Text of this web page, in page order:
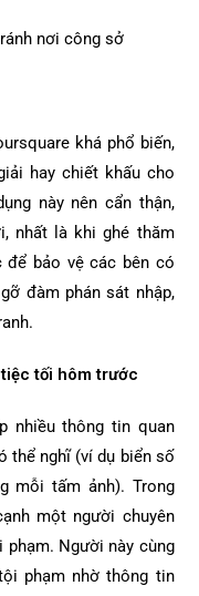
khá phổ biến,
hay chiết khấu cho
này nên cẩn thận,
nhất là khi ghé thăm
bảo vệ các bên có
đàm phán sát nhập,
tối hôm trước
nhiều thông tin quan
thể nghĩ (ví dụ biển số
mỗi tấm ảnh). Trong
một người chuyên
Người này cùng
phạm nhờ thông tin